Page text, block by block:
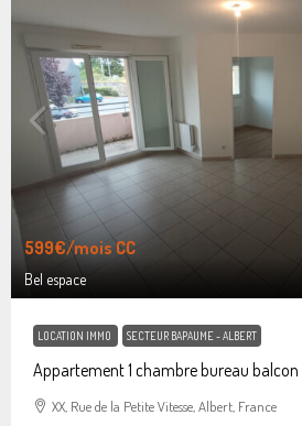
599€/mois CC
Bel espace
LOCATION IMMO SECTEUR BAPAUME - ALBERT
Appartement 1 chambre bureau
XX, Rue de la Petite Vitesse, Albert, France